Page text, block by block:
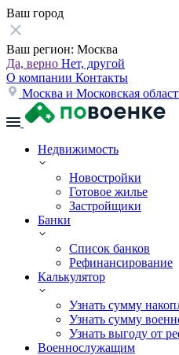
Ваш город
Ваш регион: Москва
Да, верно Нет, другой
О компании Контакты
Москва и Московская
Недвижимость
Новостройки
Готовое жилье
Застройщики
Банки
Список банков
Рефинансирование
Калькулятор
Узнать сумму
Узнать сумму
Узнать выгоду от
Военнослужащим